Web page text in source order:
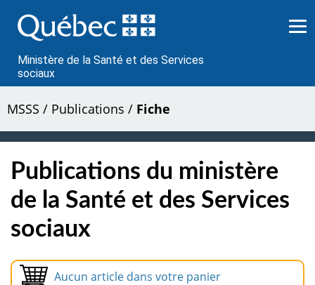
au
contenu
Ministère de la Santé et des Services
sociaux
MSSS / Publications / Fiche
Publications du ministère
de la Santé et des Services
sociaux
Aucun article dans votre panier